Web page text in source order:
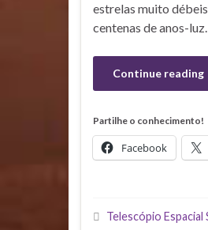
estrelas muito
centenas de anos-
Continue reading
Partilhe o conhecimento!
Facebook
Telescópio Espacial